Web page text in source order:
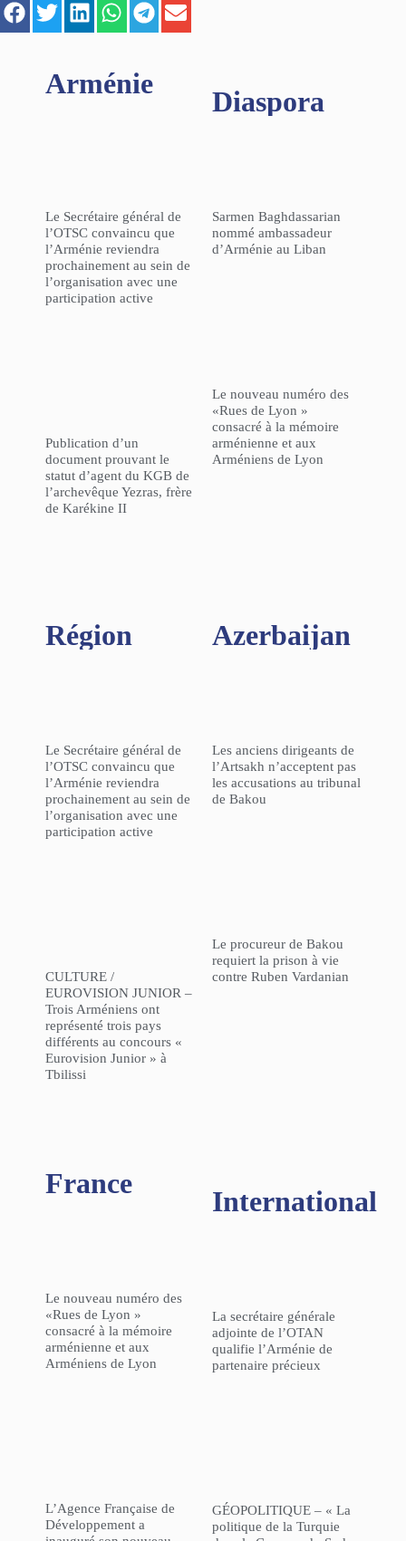
Arménie
Le Secrétaire général de
l’OTSC convaincu que
l’Arménie reviendra
prochainement au sein de
l’organisation avec une
participation active
Publication d’un
document prouvant le
statut d’agent du KGB de
l’archevêque Yezras, frère
de Karékine II
Diaspora
Sarmen Baghdassarian
nommé ambassadeur
d’Arménie au Liban
Le nouveau numéro des
«Rues de Lyon »
consacré à la mémoire
arménienne et aux
Arméniens de Lyon
Région​
Le Secrétaire général de
l’OTSC convaincu que
l’Arménie reviendra
prochainement au sein de
l’organisation avec une
participation active
CULTURE /
EUROVISION JUNIOR –
Trois Arméniens ont
représenté trois pays
différents au concours «
Eurovision Junior » à
Tbilissi
Azerbaijan
Les anciens dirigeants de
l’Artsakh n’acceptent pas
les accusations au tribunal
de Bakou
Le procureur de Bakou
requiert la prison à vie
contre Ruben Vardanian
France
Le nouveau numéro des
«Rues de Lyon »
consacré à la mémoire
arménienne et aux
Arméniens de Lyon
L’Agence Française de
Développement a
International
La secrétaire générale
adjointe de l’OTAN
qualifie l’Arménie de
partenaire précieux
GÉOPOLITIQUE – « La
politique de la Turquie